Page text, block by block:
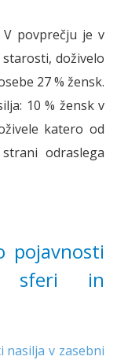
V povprečju je v
doživelo
27 % žensk.
10 % žensk v
katero od
odraslega
pojavnosti
sferi in
nasilja v zasebni